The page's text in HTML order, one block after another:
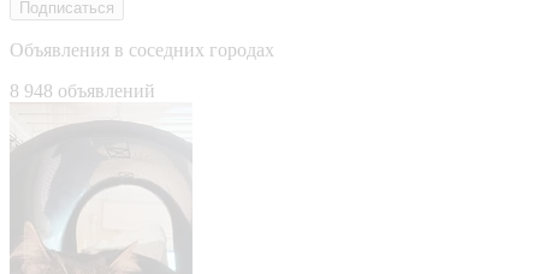
Подписаться
Объявления в соседних городах
8 948 объявлений